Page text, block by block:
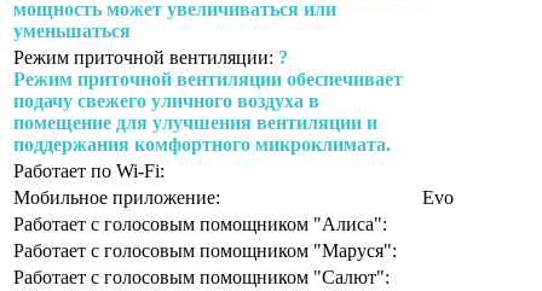
мощность может увеличиваться или
уменьшаться
Режим приточной вентиляции: ?
Режим приточной вентиляции обеспечивает
подачу свежего уличного воздуха в
помещение для улучшения вентиляции и
поддержания комфортного микроклимата.
Работает по Wi-Fi:
Мобильное приложение:
Evo
Работает с голосовым помощником "Алиса":
Работает с голосовым помощником "Маруся":
Работает с голосовым помощником "Салют":